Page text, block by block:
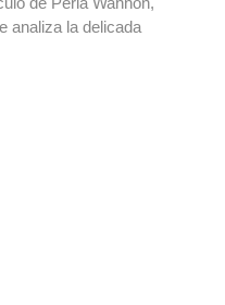
analiza la delicada